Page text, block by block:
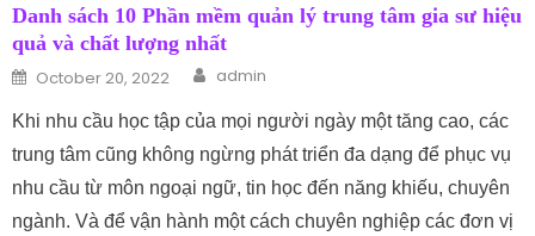
Danh sách 10 Phần mềm quản lý trung tâm gia sư hiệu
quả và chất lượng nhất
Posted on
October 20, 2022 Author
admin
Khi nhu cầu học tập của mọi người ngày một tăng cao, các
trung tâm cũng không ngừng phát triển đa dạng để phục vụ
nhu cầu từ môn ngoại ngữ, tin học đến năng khiếu, chuyên
ngành. Và để vận hành một cách chuyên nghiệp các đơn vị